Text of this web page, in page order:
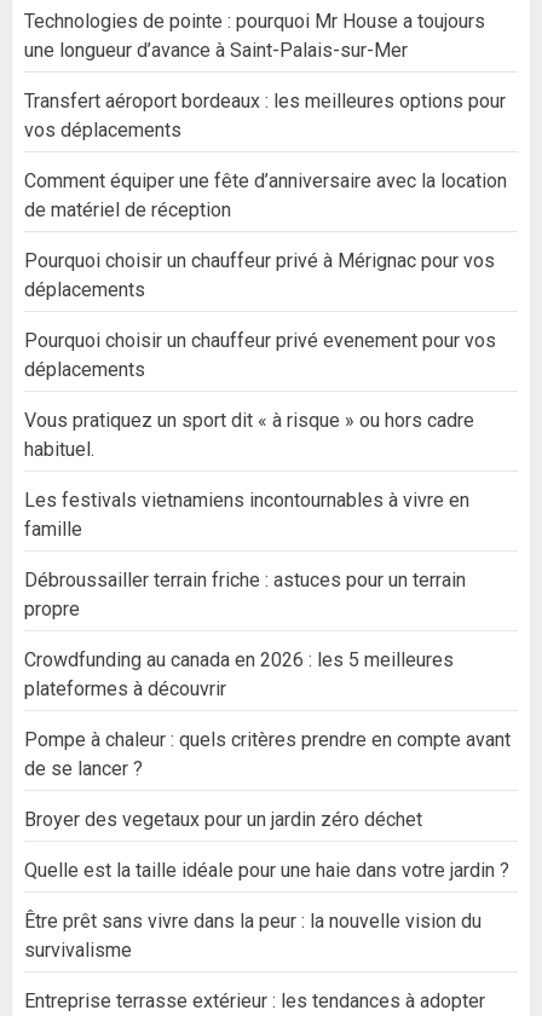
Technologies de pointe : pourquoi Mr House a toujours
une longueur d’avance à Saint-Palais-sur-Mer
Transfert aéroport bordeaux : les meilleures options pour
vos déplacements
Comment équiper une fête d’anniversaire avec la location
de matériel de réception
Pourquoi choisir un chauffeur privé à Mérignac pour vos
déplacements
Pourquoi choisir un chauffeur privé evenement pour vos
déplacements
Vous pratiquez un sport dit « à risque » ou hors cadre
habituel.
Les festivals vietnamiens incontournables à vivre en
famille
Débroussailler terrain friche : astuces pour un terrain
propre
Crowdfunding au canada en 2026 : les 5 meilleures
plateformes à découvrir
Pompe à chaleur : quels critères prendre en compte avant
de se lancer ?
Broyer des vegetaux pour un jardin zéro déchet
Quelle est la taille idéale pour une haie dans votre jardin ?
Être prêt sans vivre dans la peur : la nouvelle vision du
survivalisme
Entreprise terrasse extérieur : les tendances à adopter